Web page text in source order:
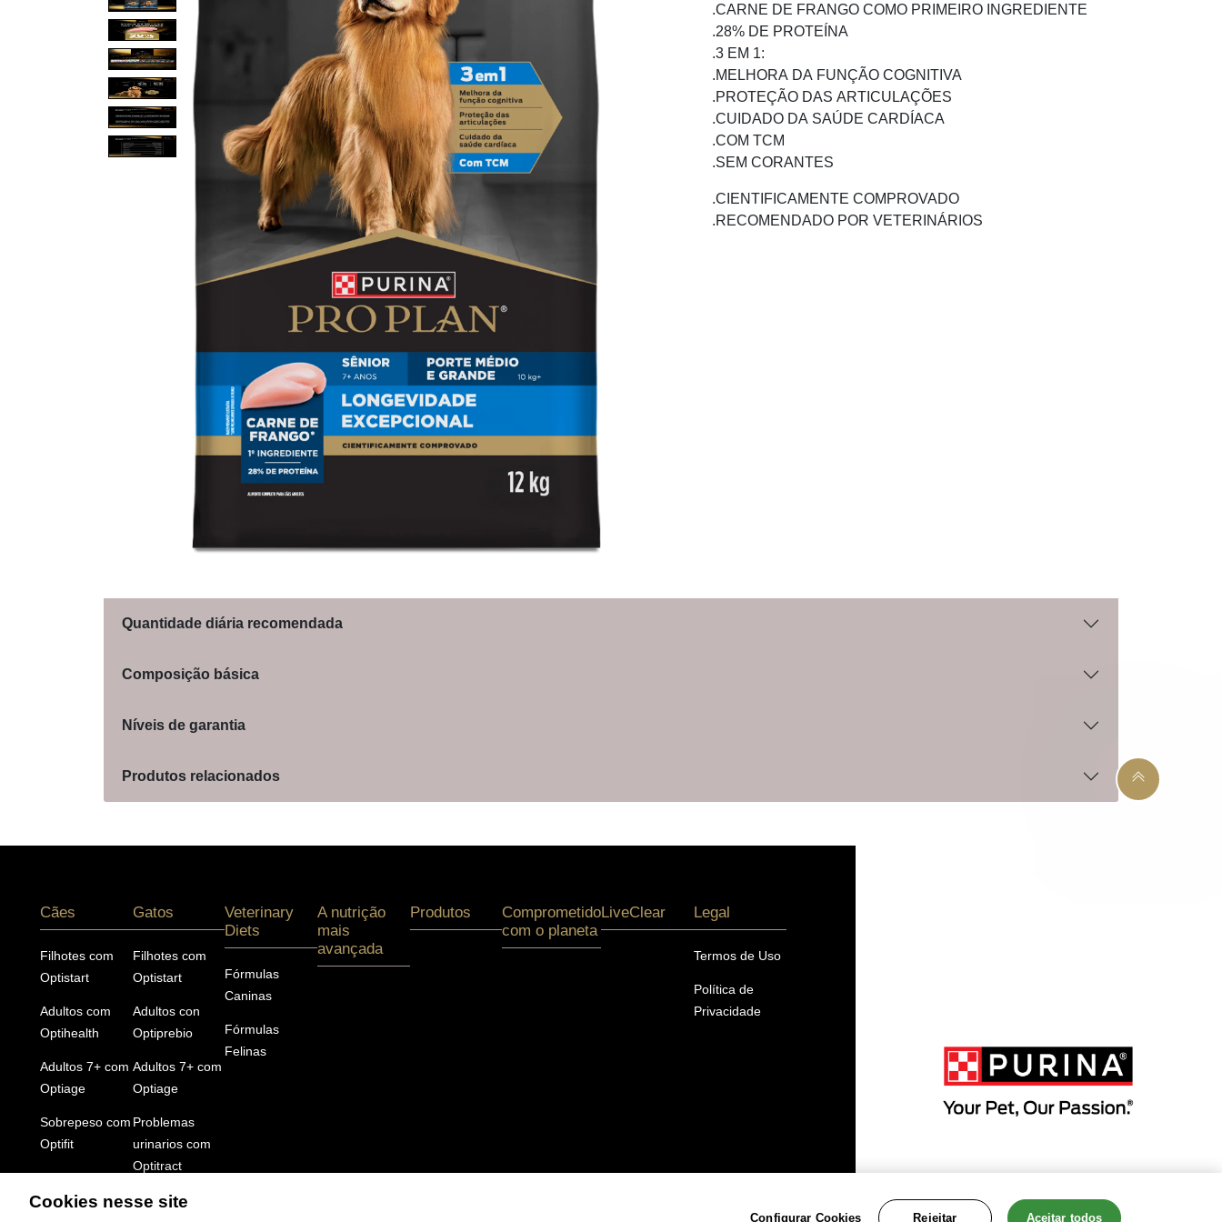
.CARNE DE FRANGO COMO PRIMEIRO INGREDIENTE
.28% DE PROTEÍNA
.3 EM 1:
.MELHORA DA FUNÇÃO COGNITIVA
.PROTEÇÃO DAS ARTICULAÇÕES
.CUIDADO DA SAÚDE CARDÍACA
.COM TCM
.SEM CORANTES
.CIENTIFICAMENTE COMPROVADO
.RECOMENDADO POR VETERINÁRIOS
Quantidade diária recomendada
Composição básica
Níveis de garantia
Produtos relacionados
Cães
Filhotes com
Optistart
Adultos com
Optihealth
Adultos 7+ com
Optiage
Sobrepeso com
Optifit
Pele e Pelagem
Sensíveis com
Gatos
Filhotes com
Optistart
Adultos con
Optiprebio
Adultos 7+ com
Optiage
Problemas
urinarios com
Optitract
Veterinary
Diets
Fórmulas
Caninas
Fórmulas
Felinas
A nutrição
mais
avançada
Produtos
Comprometido
com o planeta
LiveClear Legal
Termos de Uso
Política de
Privacidade
Cookies nesse site
Configurar Cookies Rejeitar Aceitar todos